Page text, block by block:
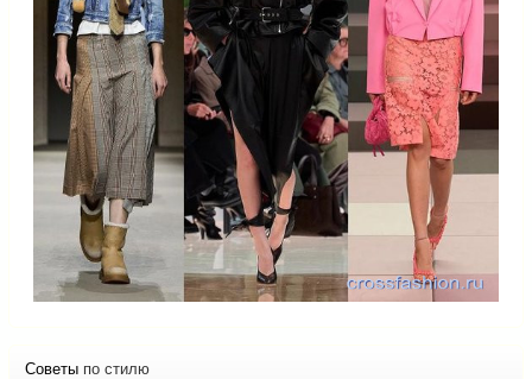
Советы по стилю